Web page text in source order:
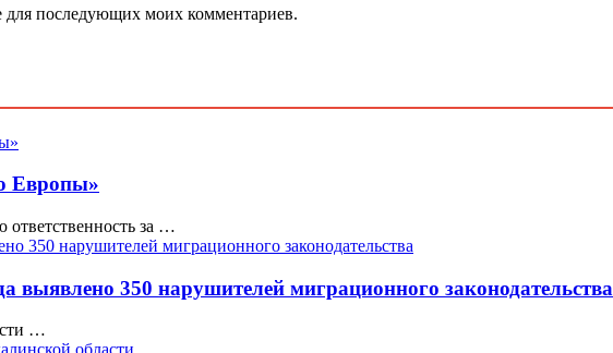
для последующих моих комментариев.
Европы»
за …
выявлено 350 нарушителей миграционного законодательства
…